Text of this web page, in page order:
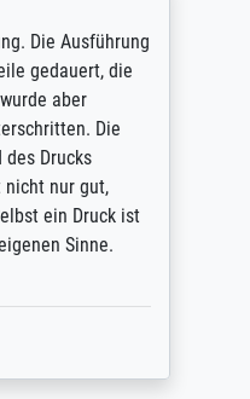
Die Ausführung
gedauert, die
aber
Die
Drucks
nicht nur gut,
ein Druck ist
Sinne.